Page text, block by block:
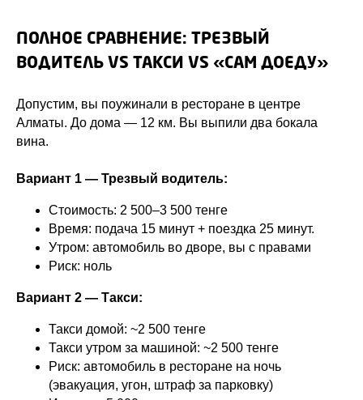
ПОЛНОЕ СРАВНЕНИЕ: ТРЕЗВЫЙ
ВОДИТЕЛЬ VS ТАКСИ VS «САМ ДОЕДУ»
Допустим, вы поужинали в ресторане в центре
Алматы. До дома — 12 км. Вы выпили два бокала
вина.
Вариант 1 — Трезвый водитель:
Стоимость: 2 500–3 500 тенге
Время: подача 15 минут + поездка 25 минут.
Утром: автомобиль во дворе, вы с правами
Риск: ноль
Вариант 2 — Такси:
Такси домой: ~2 500 тенге
Такси утром за машиной: ~2 500 тенге
Риск: автомобиль в ресторане на ночь
(эвакуация, угон, штраф за парковку)